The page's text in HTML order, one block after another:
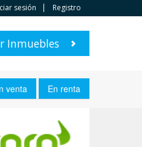
sesión Registro
Inmuebles